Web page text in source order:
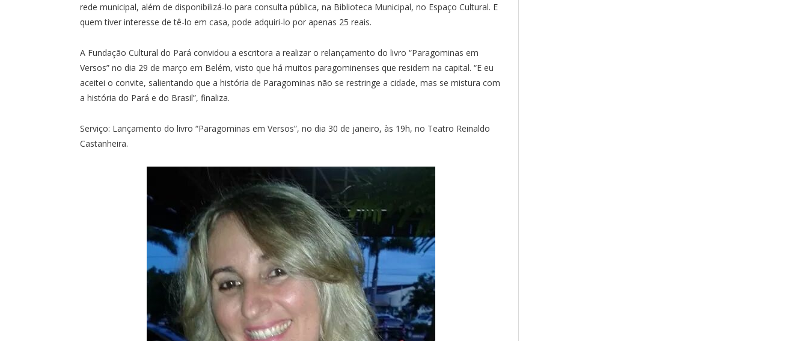
rede municipal, além de disponibilizá-lo para consulta pública, na Biblioteca Municipal, no Espaço Cultural. E
quem tiver interesse de tê-lo em casa, pode adquiri-lo por apenas 25 reais.
A Fundação Cultural do Pará convidou a escritora a realizar o relançamento do livro “Paragominas em
Versos” no dia 29 de março em Belém, visto que há muitos paragominenses que residem na capital. “E eu
aceitei o convite, salientando que a história de Paragominas não se restringe a cidade, mas se mistura com
a história do Pará e do Brasil”, finaliza.
Serviço: Lançamento do livro “Paragominas em Versos”, no dia 30 de janeiro, às 19h, no Teatro Reinaldo
Castanheira.